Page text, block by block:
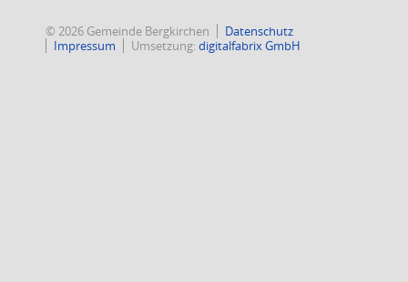
© 2026 Gemeinde Bergkirchen
Datenschutz
Impressum
Umsetzung:digitalfabrix GmbH